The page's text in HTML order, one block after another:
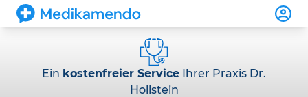
Ein kostenfreier Service Ihrer Praxis Dr.
Hollstein